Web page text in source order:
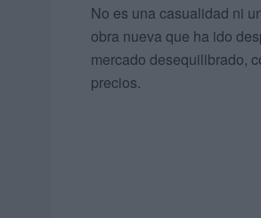
No es una casualidad ni
obra nueva que ha ido
mercado desequilibrado,
precios.